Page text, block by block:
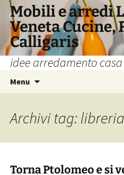
Vai
contenuto
Mobili e arredi
Veneta Cucine,
Calligaris
idee arredamento casa
Menu
Archivi tag:
Torna Ptolomeo e si